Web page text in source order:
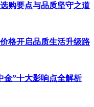
尺寸受限，但通过字体
显卡顿现象。
呈现明显分化：学生群
士看重多任务处理能
读器市场或将形成"专
，仍是做出最优选择的
购要点与品质坚守之道
格开启品质生活升级路
金”十大影响点全解析